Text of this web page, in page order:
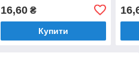
16,60₴
Купити